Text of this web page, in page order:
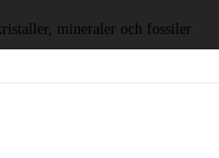
mineraler och fossiler